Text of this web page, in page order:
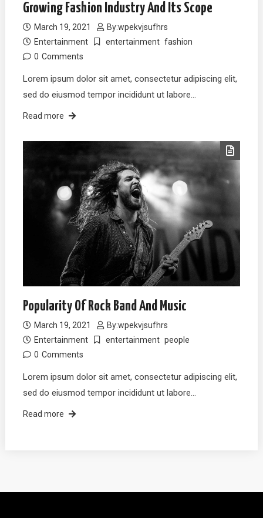
Growing Fashion Industry And Its Scope
March 19, 2021 By:wpekvjsufhrs
Entertainment
entertainment fashion
0 Comments
Lorem ipsum dolor sit amet, consectetur adipiscing elit,
sed do eiusmod tempor incididunt ut labore…
Read more
Popularity Of Rock Band And Music
March 19, 2021 By:wpekvjsufhrs
Entertainment
entertainment people
0 Comments
Lorem ipsum dolor sit amet, consectetur adipiscing elit,
sed do eiusmod tempor incididunt ut labore…
Read more